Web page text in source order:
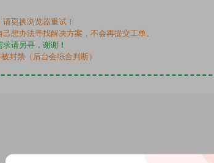
更换浏览器重试！
想办法寻找解决方案，不会再提交工单。
请另寻，谢谢！
封禁（后台会综合判断）